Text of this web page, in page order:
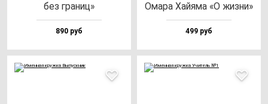
без гра­ниц»
890 руб
Ома­ра Хай­яма «О жиз­ни»
499 руб